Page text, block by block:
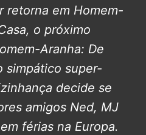
retorna em Homem-
o próximo
Aranha: De
simpático super-
decide se
amigos Ned, MJ
férias na Europa.